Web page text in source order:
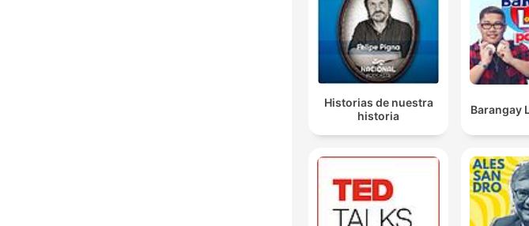
Historias de nuestra
historia
Barangay